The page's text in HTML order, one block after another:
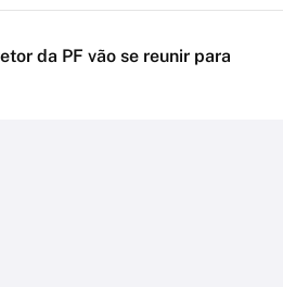
da PF vão se reunir para